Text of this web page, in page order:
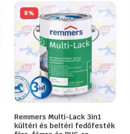
8%
Remmers Multi-Lack 3in1
kültéri és beltéri fedőfesték